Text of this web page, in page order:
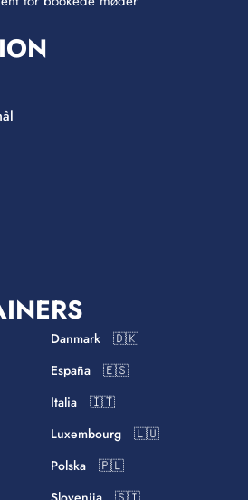
Danmark 🇩🇰
España 🇪🇸
Italia 🇮🇹
Luxembourg 🇱🇺
Polska 🇵🇱